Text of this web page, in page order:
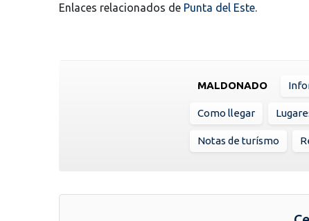
Enlaces relacionados de Punta del Este.
MALDONADO
Como llegar
Notas de turísmo